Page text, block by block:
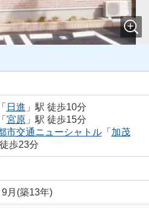
「 日進 」駅 徒歩10分
「 宮原」駅 徒歩15分
市交通ニューシャトル「 加茂
歩23分
月(築13年)